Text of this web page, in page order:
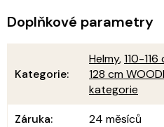
Doplňkové parametry
Kategorie:
Helmy,110-
128 cm
kategorie
Záruka:
24 měsíců